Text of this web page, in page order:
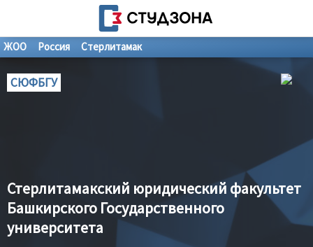
ЖОО Россия Стерлитамак
СЮФБГУ
Стерлитамакский юридический факультет
Башкирского Государственного
университета